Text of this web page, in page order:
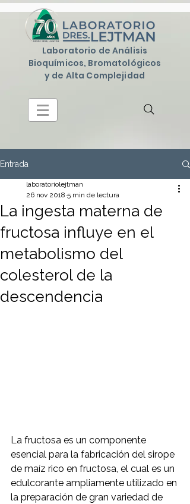
Laboratorio de Análisis
Bioquímicos, Bromatológicos
y de Alta Complejidad
Entrada
La ingesta materna de
fructosa influye en el
metabolismo del
colesterol de la
descendencia
laboratoriolejtman
26 nov 2018 5 min de lectura
La fructosa es un componente
esencial para la fabricación del sirope
de maíz rico en fructosa, el cual es un
edulcorante ampliamente utilizado en
la preparación de gran variedad de